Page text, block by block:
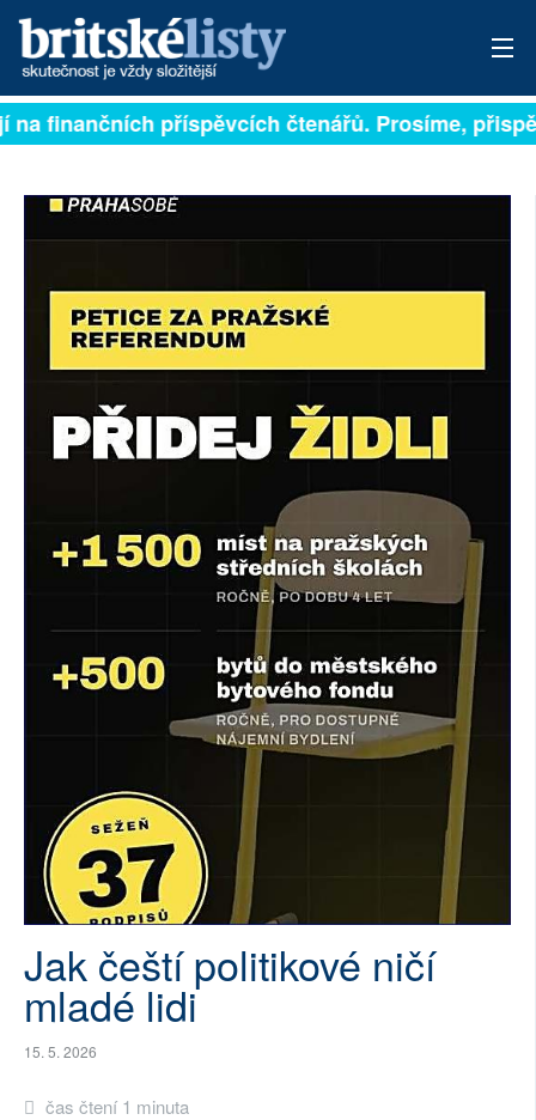
PŘIHLÁSIT
ARCHIV
ROZHOVORY
TÉMATA
NEJČTENĚJŠÍ ZA 7 DNÍ
AUTOŘI
SOCIÁLNÍ SÍTĚ
PLNÁ VERZE STRÁNEK
finančních příspěvcích čtenářů. Prosíme,
Jak čeští politikové ničí
mladé lidi
15. 5. 2026
čas čtení 1 minuta